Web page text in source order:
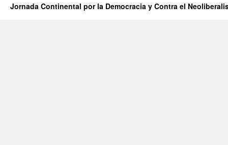
Jornada Continental por la Democracia y Contra el